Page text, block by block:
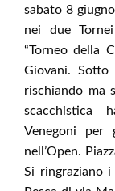
sabato 8
nei due
“Torneo della
Giovani.
rischiando ma
scacchistica
Venegoni per
nell’Open.
Si ringraziano